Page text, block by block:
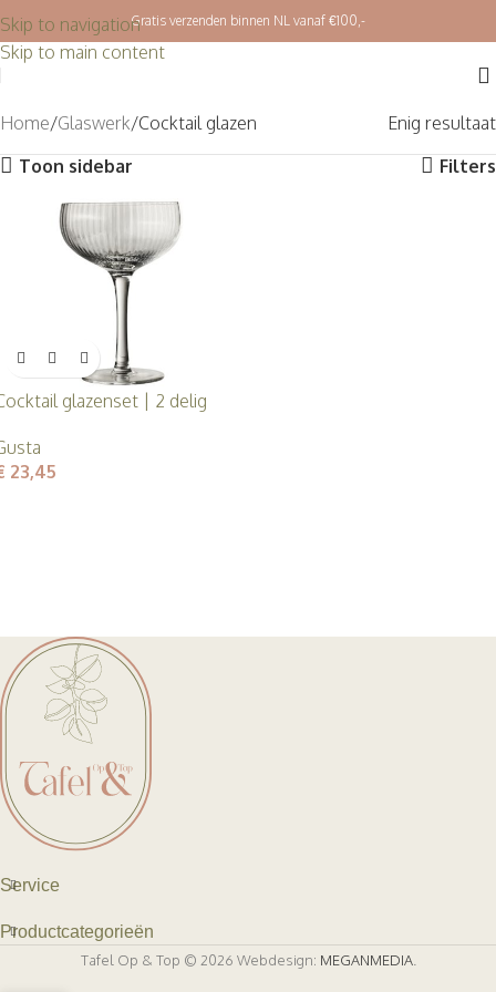
Skip to navigation
Skip to main content
Gratis verzenden binnen NL vanaf €100,-
Home Glaswerk Cocktail glazen
Enig resultaat
Toon sidebar
Filters
glazenset | 2 delig
23,45
Service
Productcategorieën
Tafel Op & Top © 2026 Webdesign: MEGANMEDIA.